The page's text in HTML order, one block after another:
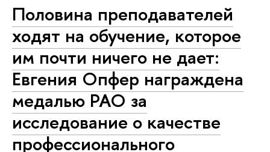
Половина преподавателей
ходят на обучение, которое
им почти ничего не дает:
Евгения Опфер награждена
медалью РАО за
исследование о качестве
профессионального